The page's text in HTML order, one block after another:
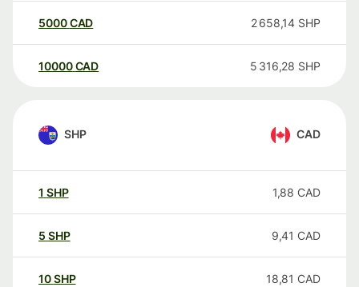
5000CAD 2 658,14 SHP
10000 CAD 5 316,28 SHP
SHP CAD
1 SHP 1,88 CAD
5 SHP 9,41 CAD
10SHP 18,81 CAD